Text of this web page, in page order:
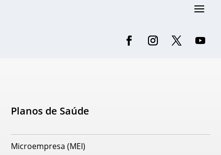
Planos de Saúde
Microempresa (MEI)